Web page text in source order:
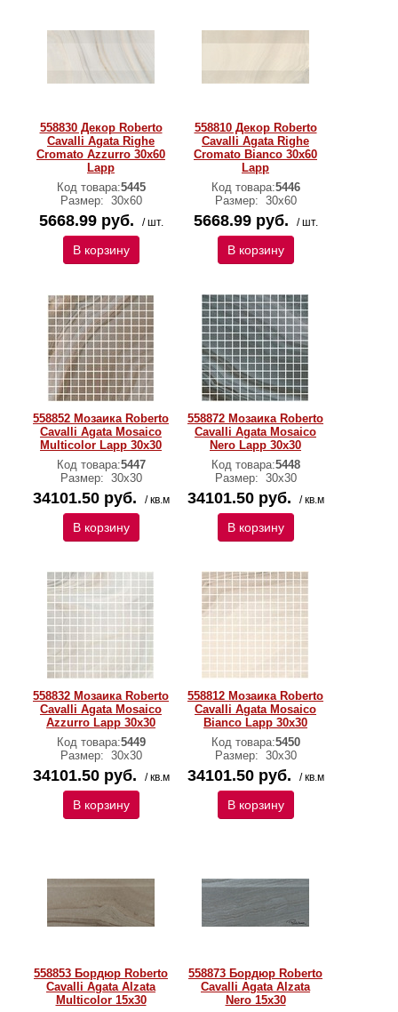
558830 Декор Roberto
Cavalli Agata Righe
Cromato Azzurro 30x60
Lapp
Код товара:5445
Размер: 30х60
5668.99 руб. / шт.
В корзину
558810 Декор Roberto
Cavalli Agata Righe
Cromato Bianco 30x60
Lapp
Код товара:5446
Размер: 30х60
5668.99 руб. / шт.
В корзину
558852 Мозаика Roberto
Cavalli Agata Mosaico
Multicolor Lapp 30x30
Код товара:5447
Размер: 30х30
34101.50 руб. / кв.м
В корзину
558872 Мозаика Roberto
Cavalli Agata Mosaico
Nero Lapp 30x30
Код товара:5448
Размер: 30х30
34101.50 руб. / кв.м
В корзину
558832 Мозаика Roberto
Cavalli Agata Mosaico
Azzurro Lapp 30x30
Код товара:5449
Размер: 30х30
34101.50 руб. / кв.м
В корзину
558812 Мозаика Roberto
Cavalli Agata Mosaico
Bianco Lapp 30x30
Код товара:5450
Размер: 30х30
34101.50 руб. / кв.м
В корзину
558853 Бордюр Roberto
Cavalli Agata Alzata
Multicolor 15x30
558873 Бордюр Roberto
Cavalli Agata Alzata
Nero 15x30